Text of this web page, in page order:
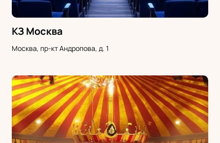
КЗ Москва
Москва, пр-кт Андропова, д. 1